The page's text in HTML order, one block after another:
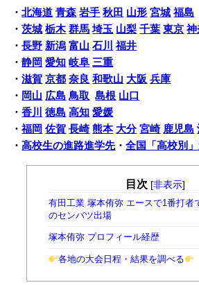
・北海道 青森 岩手 秋田 山形 宮城 福島
・茨城 栃木 群馬 埼玉 山梨 千葉 東京 神
・長野 新潟 富山 石川
福井
・静岡 愛知 岐阜 三重
・滋賀 京都 奈良 和歌山 大阪 兵庫
・ 岡山 広島 鳥取 島根 山口
・香川 徳島 高知 愛媛
・福岡 佐賀 長崎 熊本 大分 宮崎 鹿児島
・高校生の進路進学先・全国「高校別
目次 [非表示]
有田工業 塚本侑弥 エースで1番打者
のセンバツ出場
塚本侑弥 プロフィール経歴
各地の大会日程・結果を調べる